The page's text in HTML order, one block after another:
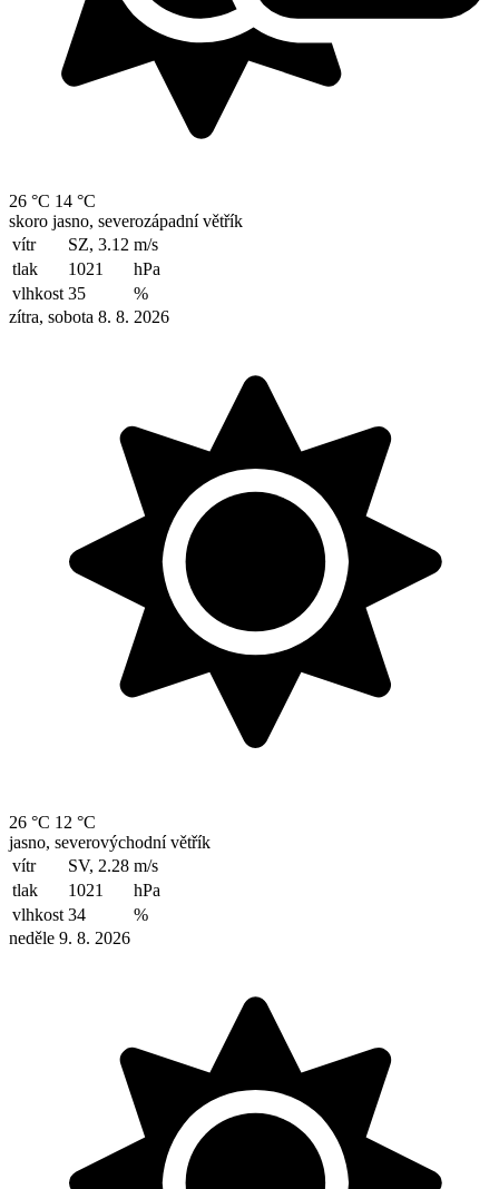
26 °C 14 °C
skoro jasno, severozápadní větřík
vítr
SZ, 3.12 m/s
tlak
1021
hPa
vlhkost 35
%
zítra, sobota 8. 8. 2026
26 °C 12 °C
jasno, severovýchodní větřík
vítr
SV, 2.28 m/s
tlak
1021
hPa
vlhkost 34
%
neděle 9. 8. 2026